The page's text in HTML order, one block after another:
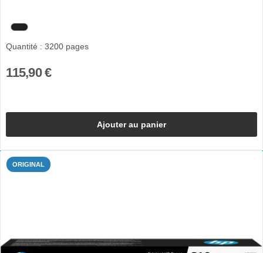
Quantité : 3200 pages
115,90 €
Ajouter au panier
ORIGINAL